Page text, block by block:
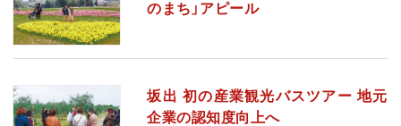
のまち」アピール
坂出 初の産業観光バスツアー 地元
企業の認知度向上へ